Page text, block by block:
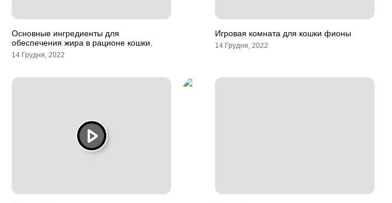
Основные ингредиенты для
обеспечения жира в рационе кошки.
14 Грудня, 2022
Игровая комната для кошки фионы
14 Грудня, 2022